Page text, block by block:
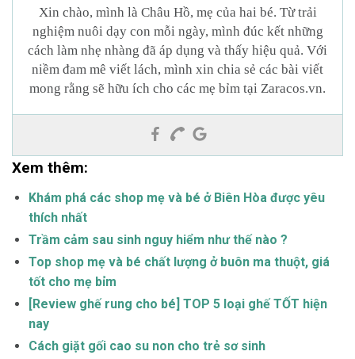
Xin chào, mình là Châu Hồ, mẹ của hai bé. Từ trải
nghiệm nuôi dạy con mỗi ngày, mình đúc kết những
cách làm nhẹ nhàng đã áp dụng và thấy hiệu quả. Với
niềm đam mê viết lách, mình xin chia sẻ các bài viết
mong rằng sẽ hữu ích cho các mẹ bỉm tại Zaracos.vn.
Xem thêm:
Khám phá các shop mẹ và bé ở Biên Hòa được yêu
thích nhất
Trầm cảm sau sinh nguy hiểm như thế nào ?
Top shop mẹ và bé chất lượng ở buôn ma thuột, giá
tốt cho mẹ bỉm
[Review ghế rung cho bé] TOP 5 loại ghế TỐT hiện
nay
Cách giặt gối cao su non cho trẻ sơ sinh